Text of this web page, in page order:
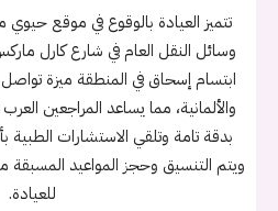
تتميز العيادة بالوقوع في موقع
وسائل النقل العام في شارع كارل
ابتسام إسحاق في المنطقة ميزة تواصل
والألمانية، مما يساعد المراجعين
بدقة تامة وتلقي الاستشارات الطبية
ويتم التنسيق وحجز المواعيد المسبقة
للعيادة.